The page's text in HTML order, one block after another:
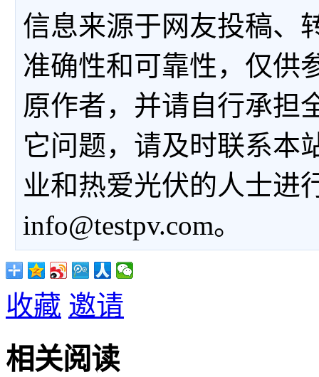
信息来源于网友投稿、
准确性和可靠性，仅供
原作者，并请自行承担
它问题，请及时联系本
业和热爱光伏的人士进
info@testpv.com。
收藏 邀请
相关阅读